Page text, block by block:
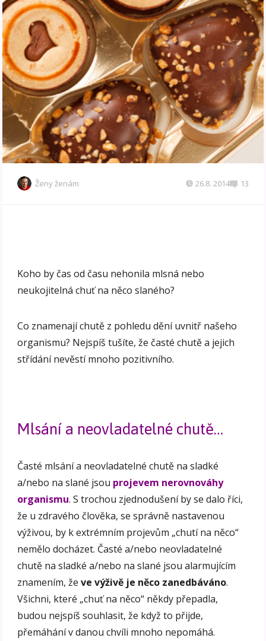
Ženy ženám 26.8. 2014 13
Koho by čas od času nehonila mlsná nebo
neukojitelná chuť na něco slaného?
Co znamenají chutě z pohledu dění uvnitř našeho
organismu? Nejspíš tušíte, že časté chutě a jejich
střídání nevěstí mnoho pozitivního.
Mlsání a neovladatelné chutě…
Časté mlsání a neovladatelné chutě na sladké
a/nebo na slané jsou projevem nerovnováhy
organismu. S trochou zjednodušení by se dalo říci,
že u zdravého člověka, se správně nastavenou
výživou, by k extrémním projevům „chutí na něco“
nemělo docházet. Časté a/nebo neovladatelné
chutě na sladké a/nebo na slané jsou alarmujícím
znamením, ževe výživě je něco zanedbáváno.
Všichni, které „chuť na něco“ někdy přepadla,
budou nejspíš souhlasit, že když to přijde,
přemáhání v danou chvíli mnoho nepomáhá.